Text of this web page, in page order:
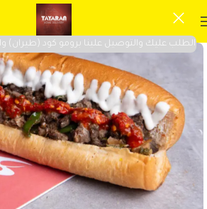
الطلب عليك والتوصيل علينا برومو كود (طيران)